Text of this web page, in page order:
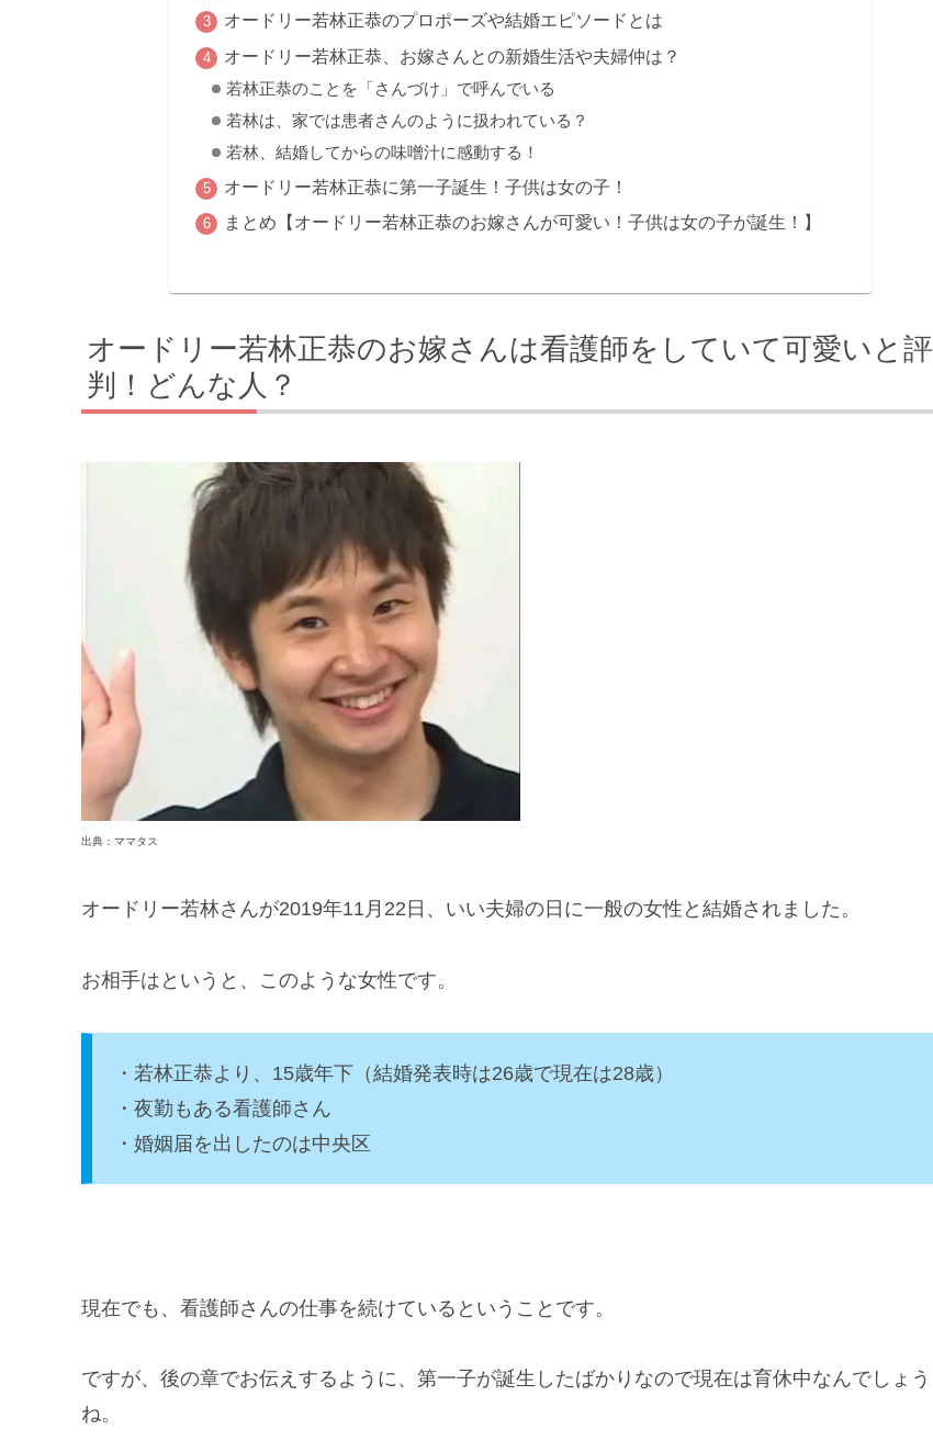
オードリー若林正恭のプロポーズや結婚エピソードとは
オードリー若林正恭、お嫁さんとの新婚生活や夫婦仲は？
若林正恭のことを「さんづけ」で呼んでいる
若林は、家では患者さんのように扱われている？
若林、結婚してからの味噌汁に感動する！
オードリー若林正恭に第一子誕生！子供は女の子！
まとめ【オードリー若林正恭のお嫁さんが可愛い！子供は女の子が誕生！】
オードリー若林正恭のお嫁さんは看護師をしていて可愛いと評
判！どんな人？
出典：ママタス
オードリー若林さんが2019年11月22日、いい夫婦の日に一般の女性と結婚されました。
お相手はというと、このような女性です。
・若林正恭より、15歳年下（結婚発表時は26歳で現在は28歳）
・夜勤もある看護師さん
・婚姻届を出したのは中央区
現在でも、看護師さんの仕事を続けているということです。
ですが、後の章でお伝えするように、第一子が誕生したばかりなので現在は育休中なんでしょう
ね。